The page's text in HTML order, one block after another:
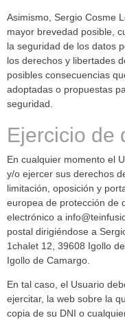
Asimismo, Sergio Cosme
mayor brevedad posible,
la seguridad de los datos
los derechos y libertades
posibles consecuencias
adoptadas o propuestas
seguridad.
Ejercicio de
En cualquier momento el
y/o ejercer sus derechos
limitación, oposición y
europea de protección de
electrónico a
postal dirigiéndose a
1chalet 12, 39608 Igollo
Igollo de Camargo.
En tal caso, el Usuario
ejercitar, la web sobre la
copia de su DNI o